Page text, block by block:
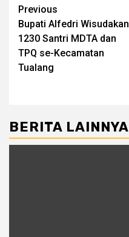
Post
navigation
Previous
Bupati Alfedri Wisudakan
1230 Santri MDTA dan
TPQ se-Kecamatan
Tualang
BERITA LAINNYA